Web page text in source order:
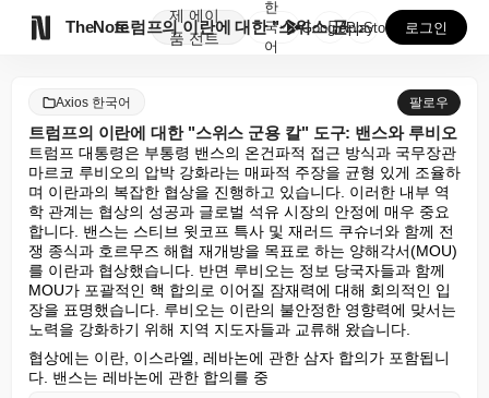
TheNote
제
품
에이
전트
트럼프의 이란에 대한 "스위스 군용 칼" 도구: 밴스와...
한
국
어
GooglePlay
AppStore 로그인
Axios 한국어 팔로우
트럼프의 이란에 대한 "스위스 군용 칼" 도구: 밴스와 루비오
트럼프 대통령은 부통령 밴스의 온건파적 접근 방식과 국무장관
마르코 루비오의 압박 강화라는 매파적 주장을 균형 있게 조율하
며 이란과의 복잡한 협상을 진행하고 있습니다. 이러한 내부 역
학 관계는 협상의 성공과 글로벌 석유 시장의 안정에 매우 중요
합니다. 밴스는 스티브 윗코프 특사 및 재러드 쿠슈너와 함께 전
쟁 종식과 호르무즈 해협 재개방을 목표로 하는 양해각서(MOU)
를 이란과 협상했습니다. 반면 루비오는 정보 당국자들과 함께
MOU가 포괄적인 핵 합의로 이어질 잠재력에 대해 회의적인 입
장을 표명했습니다. 루비오는 이란의 불안정한 영향력에 맞서는
노력을 강화하기 위해 지역 지도자들과 교류해 왔습니다.
협상에는 이란, 이스라엘, 레바논에 관한 삼자 합의가 포함됩니
다. 밴스는 레바논에 관한 합의를 중